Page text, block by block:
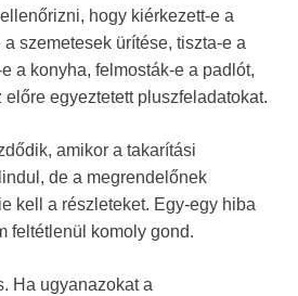
hogy kiérkezett-e a
szemetesek ürítése, tiszta-e a
a konyha, felmosták-e a padlót,
egyeztetett pluszfeladatokat.
amikor a takarítási
de a megrendelőnek
kell a részleteket. Egy-egy hiba
feltétlenül komoly gond.
Ha ugyanazokat a